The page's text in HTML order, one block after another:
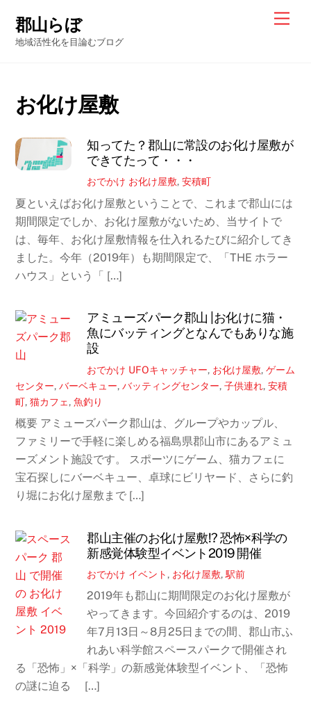
content
郡山らぼ
地域活性化を目論むブログ
お化け屋敷
知ってた？郡山に常設のお化け屋敷が
できてたって・・・
おでかけ お化け屋敷,安積町
夏といえばお化け屋敷ということで、これまで郡山には
期間限定でしか、お化け屋敷がないため、当サイトで
は、毎年、お化け屋敷情報を仕入れるたびに紹介してき
ました。今年（2019年）も期間限定で、「THE ホラー
ハウス」という「 […]
アミューズパーク郡山 |お化けに猫・
魚にバッティングとなんでもありな施
設
おでかけ UFOキャッチャー, お化け屋敷,ゲーム
センター,バーベキュー,バッティングセンター,子供連れ,安積
町,猫カフェ ,魚釣り
概要 アミューズパーク郡山は、グループやカップル、
ファミリーで手軽に楽しめる福島県郡山市にあるアミュ
ーズメント施設です。 スポーツにゲーム、猫カフェに
宝石探しにバーベキュー、卓球にビリヤード、さらに釣
り堀にお化け屋敷まで […]
郡山主催のお化け屋敷!? 恐怖×科学の
新感覚体験型イベント2019 開催
おでかけ イベント , お化け屋敷,駅前
2019年も郡山に期間限定のお化け屋敷が
やってきます。今回紹介するのは、2019
年7月13日～8月25日までの間、郡山市ふ
れあい科学館スペースパークで開催され
る「恐怖」×「科学」の新感覚体験型イベント、「恐怖
の謎に迫る […]